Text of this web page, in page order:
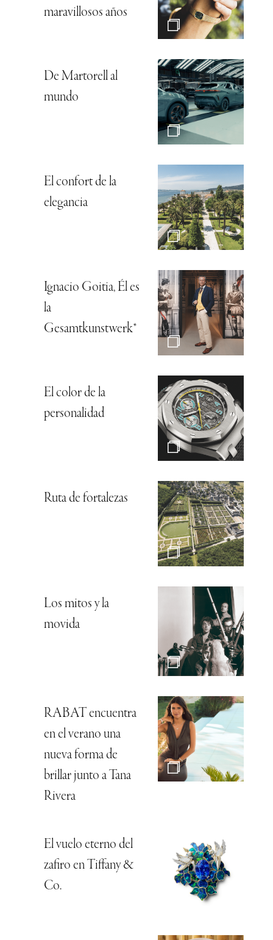
maravillosos años
De Martorell al
mundo
El confort de la
elegancia
Ignacio Goitia, Él es
la
Gesamtkunstwerk*
El color de la
personalidad
Ruta de fortalezas
Los mitos y la
movida
RABAT encuentra
en el verano una
nueva forma de
brillar junto a Tana
Rivera
El vuelo eterno del
zafiro en Tiffany &
Co.